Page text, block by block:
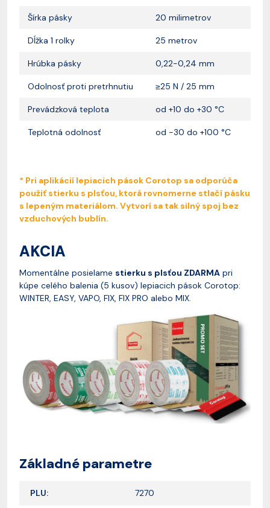
Šírka pásky 20 milimetrov
Dĺžka 1 rolky 25 metrov
Hrúbka pásky 0,22-0,24 mm
Odolnosť proti pretrhnutiu ≥25 N / 25 mm
Prevádzková teplota od +10 do +30 °C
Teplotná odolnosť od -30 do +100 °C
* Pri aplikácií lepiacich pások Corotop sa odporúča
použiť stierku s plsťou, ktorá rovnomerne stlačí pásku
s lepeným materiálom. Vytvorí sa tak silný spoj bez
vzduchových bublín.
AKCIA
Momentálne posielame stierku s plsťou ZDARMA pri
kúpe celého balenia (5 kusov) lepiacich pások Corotop:
WINTER, EASY, VAPO, FIX, FIX PRO alebo MIX.
Základné parametre
PLU: 7270